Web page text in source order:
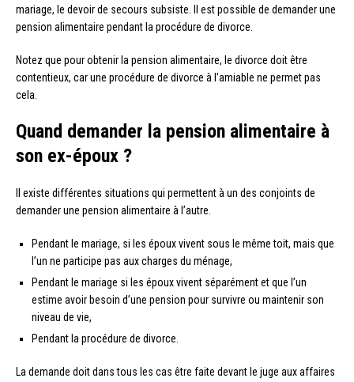
mariage, le devoir de secours subsiste. Il est possible de demander une
pension alimentaire pendant la procédure de divorce.
Notez que pour obtenir la pension alimentaire, le divorce doit être
contentieux, car une procédure de divorce à l’amiable ne permet pas
cela.
Quand demander la pension alimentaire à
son ex-époux ?
Il existe différentes situations qui permettent à un des conjoints de
demander une pension alimentaire à l’autre.
Pendant le mariage, si les époux vivent sous le même toit, mais que
l’un ne participe pas aux charges du ménage,
Pendant le mariage si les époux vivent séparément et que l’un
estime avoir besoin d’une pension pour survivre ou maintenir son
niveau de vie,
Pendant la procédure de divorce.
La demande doit dans tous les cas être faite devant le juge aux affaires